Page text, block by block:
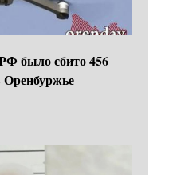
было сбито 456